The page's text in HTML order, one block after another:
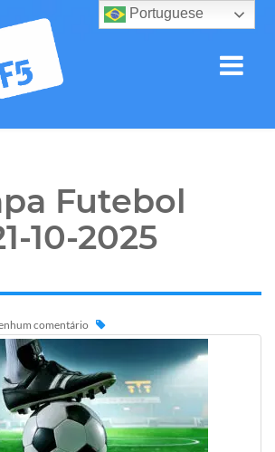
Futebol
10-2025
comentário
Portuguese